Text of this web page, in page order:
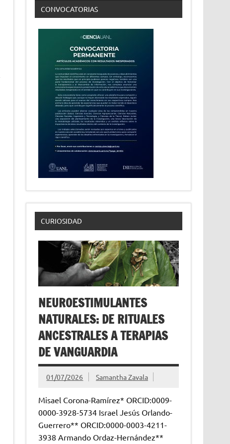
CONVOCATORIAS
CURIOSIDAD
NEUROESTIMULANTES
NATURALES: DE RITUALES
ANCESTRALES A TERAPIAS
DE VANGUARDIA
01/07/2026 Samantha Zavala
Misael Corona-Ramírez* ORCID:0009-
0000-3928-5734 Israel Jesús Orlando-
Guerrero** ORCID:0000-0003-4211-
3938 Armando Ordaz-Hernández**